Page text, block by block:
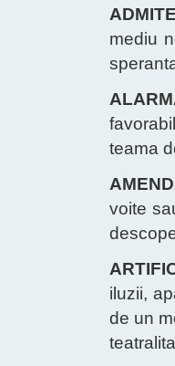
mediu
teama
voite
iluzii,
de un